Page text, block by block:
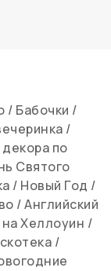
/ Бабочки /
/
по
Святого
/ Новый Год /
/Английский
Хеллоуин /
/